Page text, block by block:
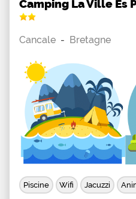
Camping La Ville Es
Cancale - Bretagne
Piscine Wifi Jacuzzi